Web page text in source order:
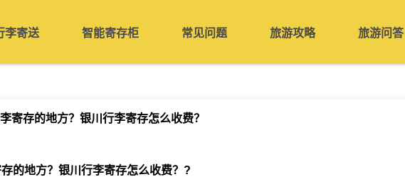
李寄送 智能寄存柜 常见问题 旅游攻略 旅游问答
寄存的地方？银川行李寄存怎么收费？
的地方？银川行李寄存怎么收费？ ?